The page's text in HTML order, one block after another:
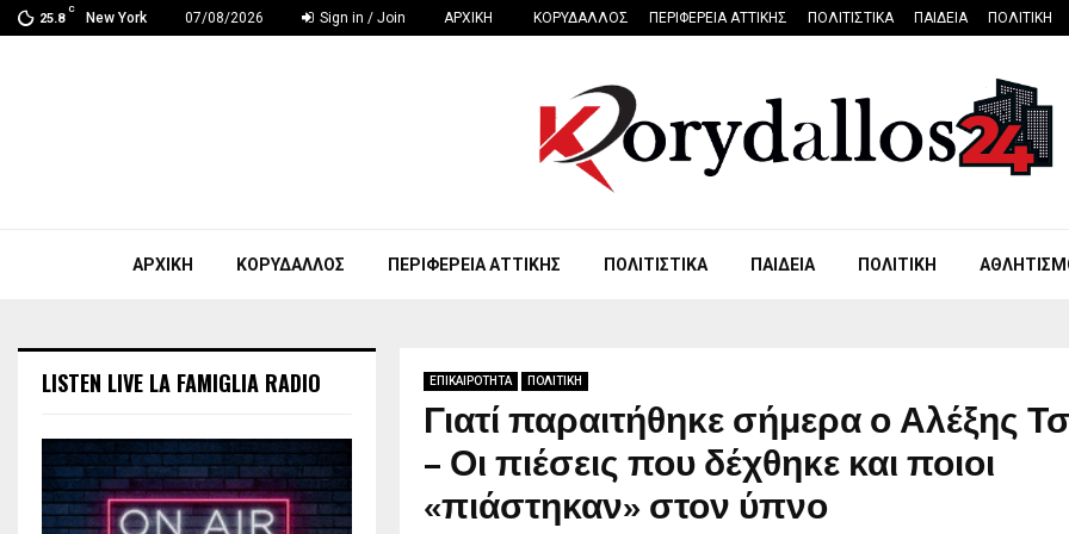
25.8
C
New York 07/08/2026 Sign in / Join ΑΡΧΙΚΗ ΚΟΡΥΔΑΛΛΟΣ ΠΕΡΙΦΕΡΕΙΑ ΑΤΤΙΚΗΣ ΠΟΛΙΤΙΣΤΙΚΑ ΠΑΙΔΕΙΑ ΠΟΛΙΤΙΚΗ
ΑΡΧΙΚΗ ΚΟΡΥΔΑΛΛΟΣ ΠΕΡΙΦΕΡΕΙΑ ΑΤΤΙΚΗΣ ΠΟΛΙΤΙΣΤΙΚΑ ΠΑΙΔΕΙΑ ΠΟΛΙΤΙΚΗ
ΕΠΙΚΑΙΡΟΤΗΤΑ ΠΟΛΙΤΙΚΗ
Γιατί παραιτήθηκε σήμερα ο Αλέξης
– Οι πιέσεις που δέχθηκε και ποιοι
«πιάστηκαν» στον ύπνο
LISTEN LIVE LA FAMIGLIA RADIO